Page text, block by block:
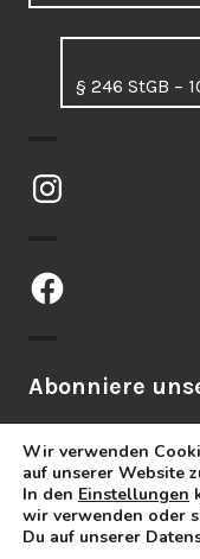
Beitrag:
§ 246 StGB –
Instagram
Facebook
Abonniere
Wir verwenden
auf unserer Website
In den Einstellungen
wir verwenden oder
Du auf unserer